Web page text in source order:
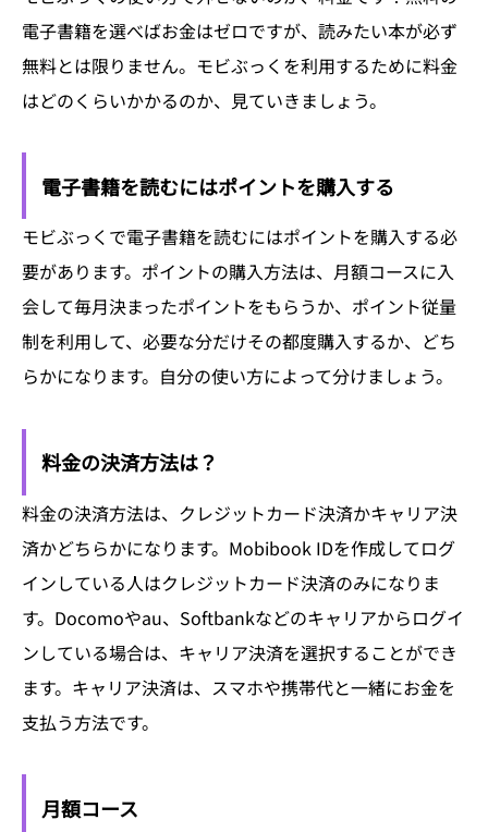
電子書籍を選べばお金はゼロですが、読みたい本が必ず
無料とは限りません。モビぶっくを利用するために料金
はどのくらいかかるのか、見ていきましょう。
電子書籍を読むにはポイントを購入する
モビぶっくで電子書籍を読むにはポイントを購入する必
要があります。ポイントの購入方法は、月額コースに入
会して毎月決まったポイントをもらうか、ポイント従量
制を利用して、必要な分だけその都度購入するか、どち
らかになります。自分の使い方によって分けましょう。
料金の決済方法は？
料金の決済方法は、クレジットカード決済かキャリア決
済かどちらかになります。Mobibook IDを作成してログ
インしている人はクレジットカード決済のみになりま
す。Docomoやau、Softbankなどのキャリアからログイ
ンしている場合は、キャリア決済を選択することができ
ます。キャリア決済は、スマホや携帯代と一緒にお金を
支払う方法です。
月額コース